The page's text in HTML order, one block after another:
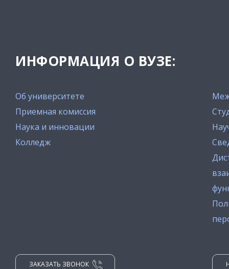
ИНФОРМАЦИЯ О ВУЗЕ:
Об университете
Приемная комиссия
Наука и инновации
Колледж
ЗАКАЗАТЬ ЗВОНОК